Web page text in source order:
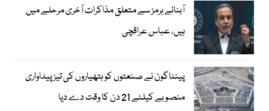
آبنائے ہرمز سے متعلق مذاکرات آخری مرحلے میں
ہیں، عباس عراقچی
پینٹاگون نے صنعتوں کو ہتھیاروں کی تیز پیداواری
منصوبے کیلئے 21 دن کا وقت دے دیا